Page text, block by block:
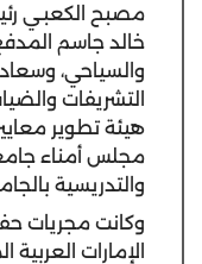
مصبح الكعبـي
خالد جاسم
والسياحي،
التشريفات
هيئة تطوير
مجلس أمناء
والتدريسية
وكانت مجريات
الإمارات